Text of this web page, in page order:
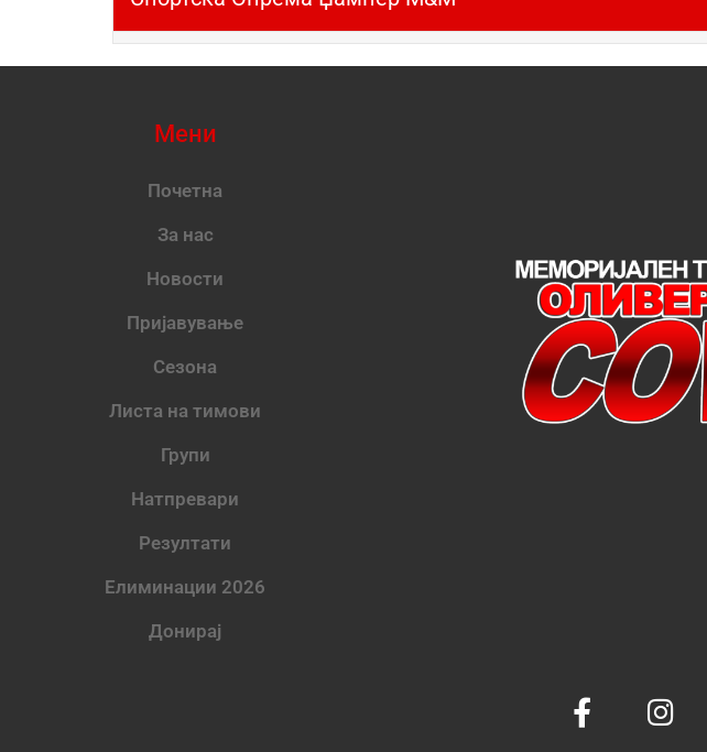
Мени
Почетна
За нас
Новости
Пријавување
Сезона
Листа на тимови
Групи
Натпревари
Резултати
Елиминации 2026
Донирај